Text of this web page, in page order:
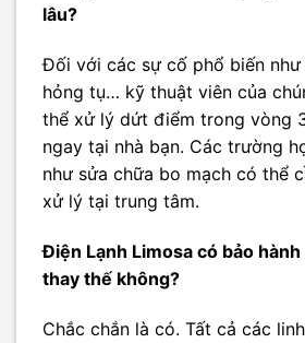
lâu?
Đối với các sự cố phổ biến
hỏng tụ… kỹ thuật viên của
thể xử lý dứt điểm trong vòng
ngay tại nhà bạn. Các trường
như sửa chữa bo mạch có thể
xử lý tại trung tâm.
Điện Lạnh Limosa có bảo
thay thế không?
Chắc chắn là có. Tất cả các